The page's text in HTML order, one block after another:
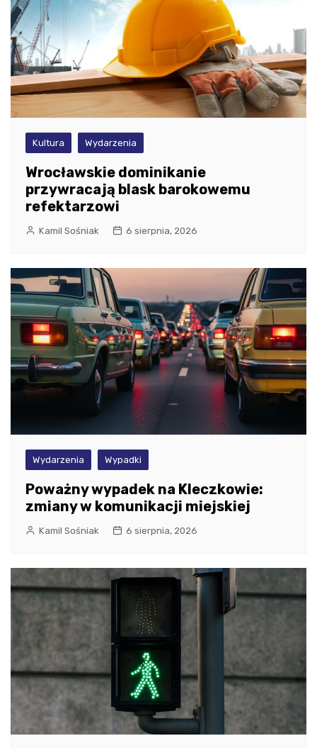
Kultura Wydarzenia
Wrocławskie dominikanie
przywracają blask barokowemu
refektarzowi
Kamil Sośniak 6 sierpnia, 2026
Wydarzenia Wypadki
Poważny wypadek na Kleczkowie:
zmiany w komunikacji miejskiej
Kamil Sośniak 6 sierpnia, 2026